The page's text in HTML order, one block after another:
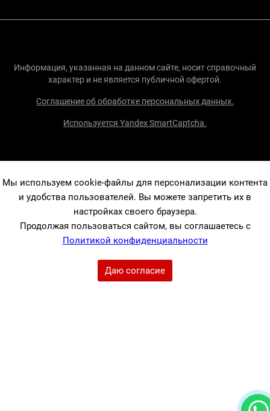
Информация, указанная на данном сайте, носит справочный
характер и не является публичной офертой.
Соглашение об обработке персональных данных.
Используется Yandex SmartCaptcha.
Мы используем cookie-файлы для персонализации контента
и удобства пользователей. Вы можете запретить их в
настройках своего браузера.
Продолжая пользоваться сайтом, вы соглашаетесь с
Политикой конфиденциальности
Даю согласие